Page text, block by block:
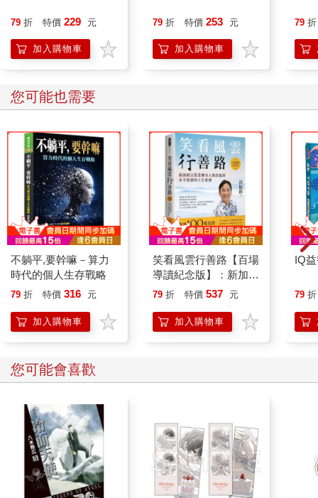
79 折 特價 229 元
加入購物車
79 折 特價 253 元
加入購物車
79 折
您可能也需要
不躺平,要幹嘛－算力
時代的個人生存戰略
79 折 特價 316 元
加入購物車
笑看風雲行善路【百場
導讀紀念版】：新加坡
百貨業傳奇人物洪振群
79 折 特價 537 元
加入購物車
IQ
79 折
您可能會喜歡